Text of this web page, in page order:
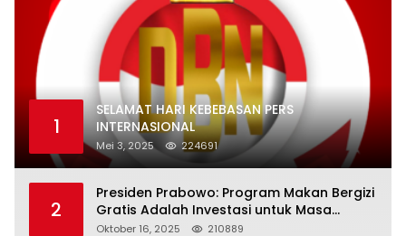
1
SELAMAT HARI KEBEBASAN PERS
INTERNASIONAL
Mei 3, 2025 224691
2
Presiden Prabowo: Program Makan Bergizi
Gratis Adalah Investasi untuk Masa
Depan Bangsa
Oktober 16, 2025 210889